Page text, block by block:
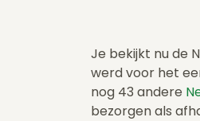
Je bekijkt nu de
werd voor het
nog 43 andere
bezorgen als